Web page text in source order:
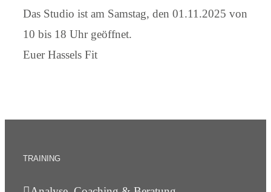
Das Studio ist am Samstag, den 01.11.2025 von
10 bis 18 Uhr geöffnet.
Euer Hassels Fit
TRAINING